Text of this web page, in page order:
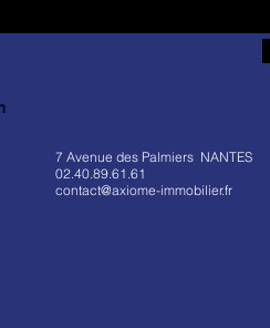
7 Avenue des Palmiers NANTES
02.40.89.61.61
contact@axiome-immobilier.fr